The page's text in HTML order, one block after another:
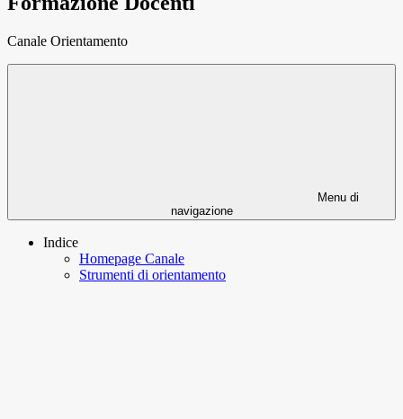
Canale Orientamento
Menu di
navigazione
Indice
Homepage Canale
Strumenti di orientamento